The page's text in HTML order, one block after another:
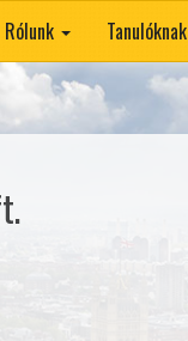
Rólunk Tanulóknak